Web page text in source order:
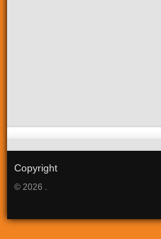
Copyright
© 2026 .